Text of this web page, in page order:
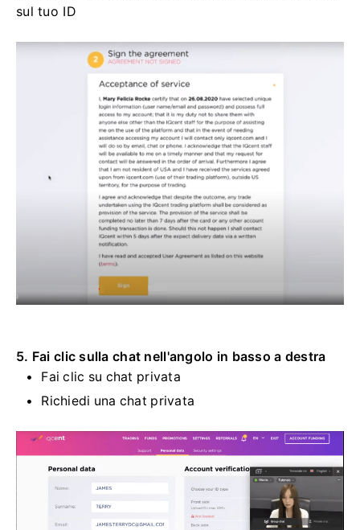
sul tuo ID
5. Fai clic sulla chat nell'angolo in basso a destra
Fai clic su chat privata
Richiedi una chat privata